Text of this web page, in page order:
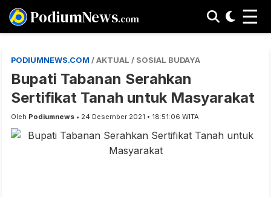
PodiumNews.com ☰
PODIUMNEWS.COM / AKTUAL / SOSIAL BUDAYA
Bupati Tabanan Serahkan
Sertifikat Tanah untuk Masyarakat
Oleh Podiumnews • 24 Desember 2021 • 18:51:06 WITA